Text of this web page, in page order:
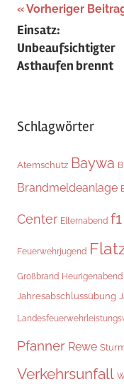
Vorheriger
Einsatz:
Unbeaufsichtigter
Asthaufen brennt
Schlagwörter
Atemschutz Baywa
Brandmeldeanlage
Center Elternabend f1
Feuerwehrjugend
Großbrand Heurigenabend
Jahresabschlussübung
Pfanner Rewe
Verkehrsunfall